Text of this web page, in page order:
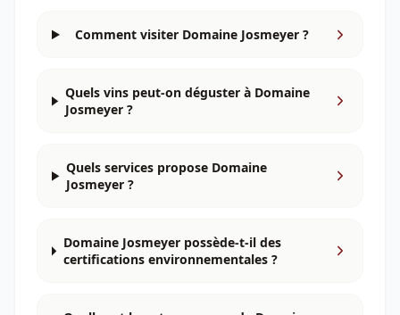
Comment visiter Domaine Josmeyer ?
Quels vins peut-on déguster à Domaine
Josmeyer ?
Quels services propose Domaine
Josmeyer ?
Domaine Josmeyer possède-t-il des
certifications environnementales ?